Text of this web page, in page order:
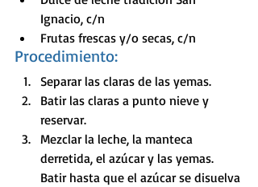
Ignacio, c/n
Frutas frescas y/o secas, c/n
Procedimiento:
Separar las claras de las yemas.
Batir las claras a punto nieve y
reservar.
Mezclar la leche, la manteca
derretida, el azúcar y las yemas.
Batir hasta que el azúcar se disuelva